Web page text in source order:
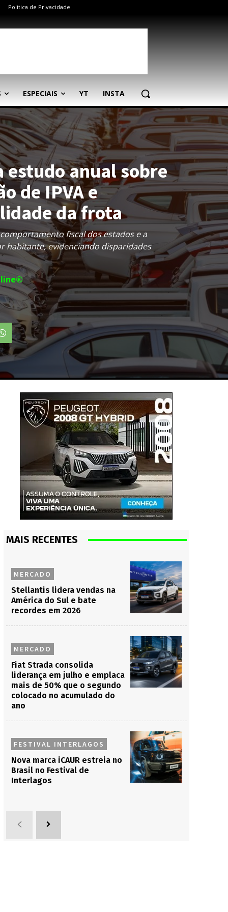
Política de Privacidade
ESPECIAIS YT INSTA
estudo anual sobre
de IPVA e
da frota
fiscal dos estados e a
habitante, evidenciando disparidades
MAIS RECENTES
MERCADO
Stellantis lidera vendas na
América do Sul e bate
recordes em 2026
MERCADO
Fiat Strada consolida
liderança em julho e emplaca
mais de 50% que o segundo
colocado no acumulado do
ano
FESTIVAL INTERLAGOS
Nova marca iCAUR estreia no
Brasil no Festival de
Interlagos